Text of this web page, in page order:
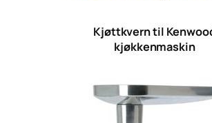
Kjøttkvern til
kjøkkenmaskin